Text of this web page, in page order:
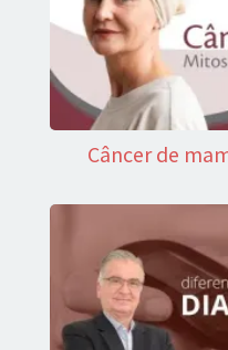
Câncer de